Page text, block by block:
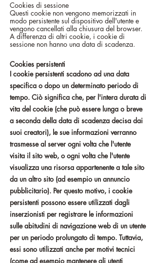
Cookies di sessione
Questi cookie non vengono memorizzati in
modo persistente sul dispositivo dell'utente e
vengono cancellati alla chiusura del browser.
A differenza di altri cookie, i cookie di
sessione non hanno una data di scadenza.​
Cookies persistenti
I cookie persistenti scadono ad una data
specifica o dopo un determinato periodo di
tempo. Ciò significa che, per l'intera durata di
vita del cookie (che può essere lunga o breve
a seconda della data di scadenza decisa dai
suoi creatori), le sue informazioni verranno
trasmesse al server ogni volta che l'utente
visita il sito web, o ogni volta che l'utente
visualizza una risorsa appartenente a tale sito
da un altro sito (ad esempio un annuncio
pubblicitario). Per questo motivo, i cookie
persistenti possono essere utilizzati dagli
inserzionisti per registrare le informazioni
sulle abitudini di navigazione web di un utente
per un periodo prolungato di tempo. Tuttavia,
essi sono utilizzati anche per motivi tecnici
(come ad esempio mantenere gli utenti